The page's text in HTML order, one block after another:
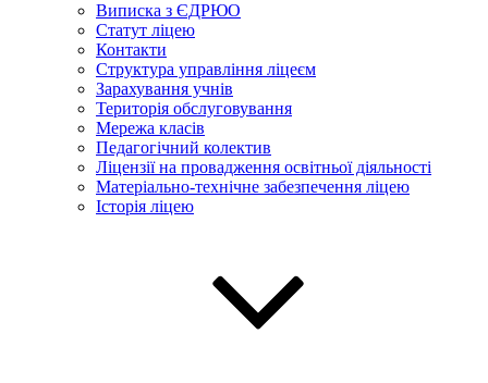
Виписка з ЄДРЮО
Статут ліцею
Контакти
Структура управління ліцеєм
Зарахування учнів
Територія обслуговування
Мережа класів
Педагогічний колектив
Ліцензії на провадження освітньої діяльності
Матеріально-технічне забезпечення ліцею
Історія ліцею